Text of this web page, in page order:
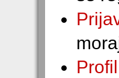
Profil